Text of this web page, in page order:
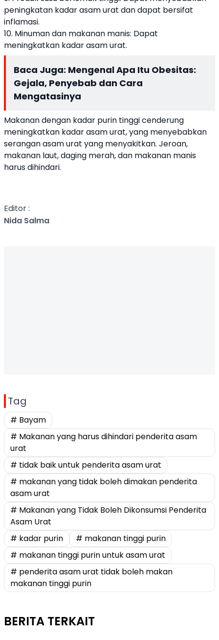
peningkatan kadar asam urat dan dapat bersifat
inflamasi.
10. Minuman dan makanan manis: Dapat
meningkatkan kadar asam urat.
Baca Juga: Mengenal Apa Itu Obesitas:
Gejala, Penyebab dan Cara
Mengatasinya
Makanan dengan kadar purin tinggi cenderung
meningkatkan kadar asam urat, yang menyebabkan
serangan asam urat yang menyakitkan. Jeroan,
makanan laut, daging merah, dan makanan manis
harus dihindari.
Editor :
Nida Salma
Tag
# Bayam
# Makanan yang harus dihindari penderita asam
urat
# tidak baik untuk penderita asam urat
# makanan yang tidak boleh dimakan penderita
asam urat
# Makanan yang Tidak Boleh Dikonsumsi Penderita
Asam Urat
# kadar purin
# makanan tinggi purin
# makanan tinggi purin untuk asam urat
# penderita asam urat tidak boleh makan
makanan tinggi purin
BERITA TERKAIT